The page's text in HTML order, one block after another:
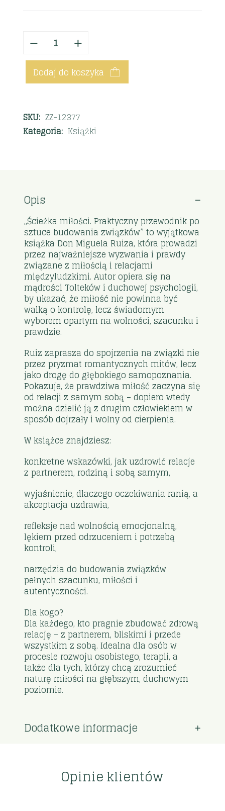
Dodaj do koszyka
SKU: ZZ-12377
Kategoria: Książki
Opis
„Ścieżka miłości. Praktyczny przewodnik po
sztuce budowania związków” to wyjątkowa
książka Don Miguela Ruiza, która prowadzi
przez najważniejsze wyzwania i prawdy
związane z miłością i relacjami
międzyludzkimi. Autor opiera się na
mądrości Tolteków i duchowej psychologii,
by ukazać, że miłość nie powinna być
walką o kontrolę, lecz świadomym
wyborem opartym na wolności, szacunku i
prawdzie.
Ruiz zaprasza do spojrzenia na związki nie
przez pryzmat romantycznych mitów, lecz
jako drogę do głębokiego samopoznania.
Pokazuje, że prawdziwa miłość zaczyna się
od relacji z samym sobą – dopiero wtedy
można dzielić ją z drugim człowiekiem w
sposób dojrzały i wolny od cierpienia.
W książce znajdziesz:
konkretne wskazówki, jak uzdrowić relacje
z partnerem, rodziną i sobą samym,
wyjaśnienie, dlaczego oczekiwania ranią, a
akceptacja uzdrawia,
refleksje nad wolnością emocjonalną,
lękiem przed odrzuceniem i potrzebą
kontroli,
narzędzia do budowania związków
pełnych szacunku, miłości i
autentyczności.
Dla kogo?
Dla każdego, kto pragnie zbudować zdrową
relację – z partnerem, bliskimi i przede
wszystkim z sobą. Idealna dla osób w
procesie rozwoju osobistego, terapii, a
także dla tych, którzy chcą zrozumieć
naturę miłości na głębszym, duchowym
poziomie.
Dodatkowe informacje
Opinie klientów